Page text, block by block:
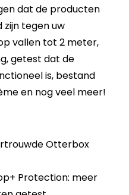
dat de producten
zijn tegen uw
vallen tot 2 meter,
getest dat de
is, bestand
en nog veel meer!
Otterbox
Protection: meer